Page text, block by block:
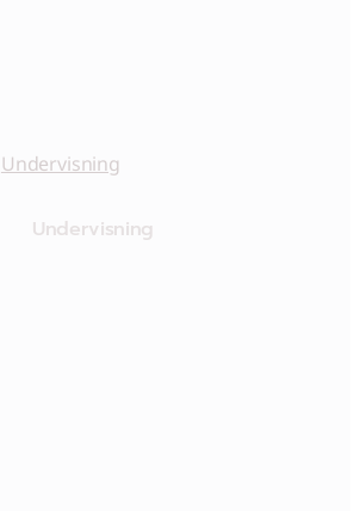
Undervisning
Undervisningsenest opdateret 16. januar 2026